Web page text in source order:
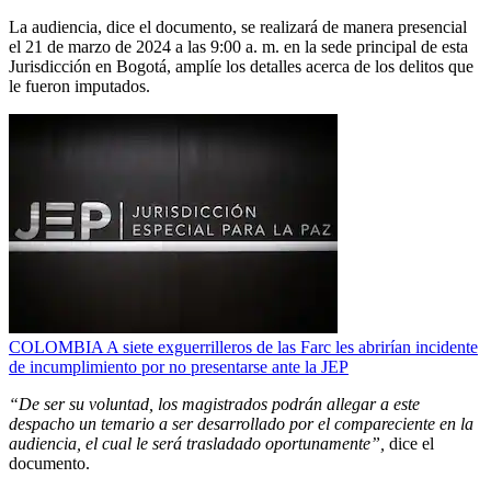
La audiencia, dice el documento, se realizará de manera presencial
el 21 de marzo de 2024 a las 9:00 a. m. en la sede principal de esta
Jurisdicción en Bogotá, amplíe los detalles acerca de los delitos que
le fueron imputados.
COLOMBIA A siete exguerrilleros de las Farc les abrirían incidente
de incumplimiento por no presentarse ante la JEP
“De ser su voluntad, los magistrados podrán allegar a este
despacho un temario a ser desarrollado por el compareciente en la
audiencia, el cual le será trasladado oportunamente”, dice el
documento.